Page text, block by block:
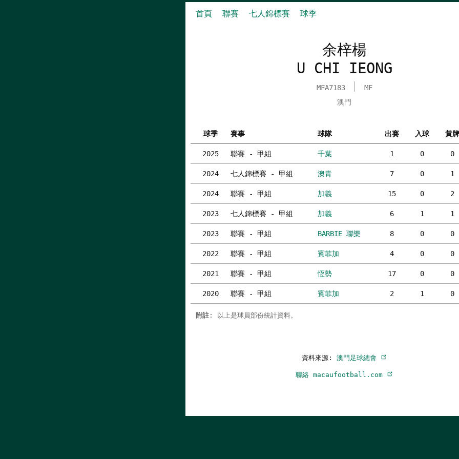
首頁 聯賽 七人錦標賽 球季
余梓楊
U CHI IEONG
MFA7183
MF
澳門
球季 賽事 球隊 出賽 入球 黃牌
2025 聯賽 - 甲組 千葉 1 0 0
2024 七人錦標賽 - 甲組 澳青 7 0 1
2024 聯賽 - 甲組 加義 15 0 2
2023 七人錦標賽 - 甲組 加義 6 1 1
2023 聯賽 - 甲組 BARBIE 聯樂 8 0 0
2022 聯賽 - 甲組 賓菲加 4 0 0
2021 聯賽 - 甲組 恆勢 17 0 0
2020 聯賽 - 甲組 賓菲加 2 1 0
附註 : 以上是球員部份統計資料。
資料來源: 澳門足球總會
聯絡 macaufootball.com